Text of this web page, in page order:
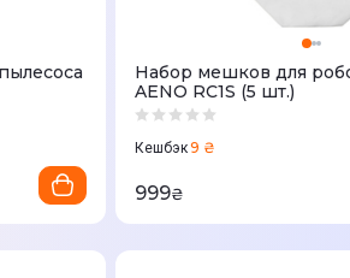
Набор мешков для
AENO RC1S (5 шт.)
Кешбэк9 ₴
999₴